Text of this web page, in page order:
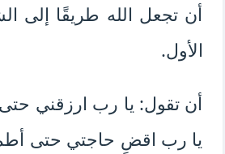
أن تجعل الله طريقًا إلى
الأول.
أن تقول: يا رب ارزقني
يا رب اقضِ حاجتي حتى